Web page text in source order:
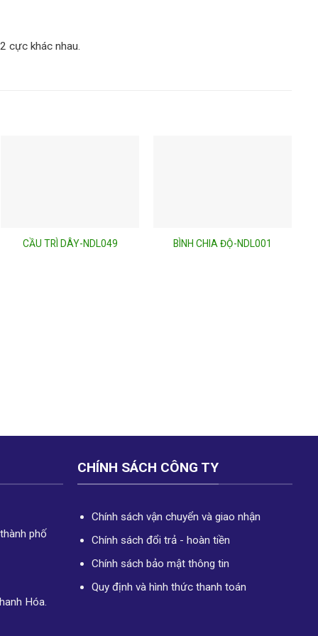
cực khác nhau.
CẦU TRÌ DÂY-NDL049 BÌNH CHIA ĐỘ-NDL001
phố
Hóa.
CHÍNH SÁCH CÔNG TY
Chính sách vận chuyển và giao nhận
Chính sách đổi trả - hoàn tiền
Chính sách bảo mật thông tin
Quy định và hình thức thanh toán